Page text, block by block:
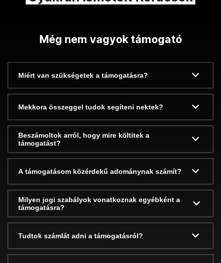
Még nem vagyok támogató
Miért van szükségetek a támogatásra?
Mekkora összeggel tudok segíteni nektek?
Beszámoltok arról, hogy mire költitek a
támogatást?
A támogatásom közérdekű adománynak számít?
Milyen jogi szabályok vonatkoznak egyébként a
támogatásra?
Tudtok számlát adni a támogatásról?